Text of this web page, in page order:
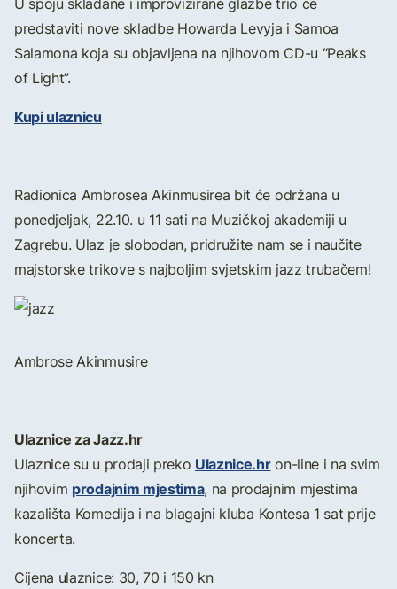
predstaviti nove skladbe Howarda Levyja i Samoa
Salamona koja su objavljena na njihovom CD-u “Peaks
of Light”.
Kupi ulaznicu
Radionica Ambrosea Akinmusirea bit će održana u
ponedjeljak, 22.10. u 11 sati na Muzičkoj akademiji u
Zagrebu. Ulaz je slobodan, pridružite nam se i naučite
majstorske trikove s najboljim svjetskim jazz trubačem!
Ambrose Akinmusire
Ulaznice za Jazz.hr
Ulaznice su u prodaji preko Ulaznice.hron-line i na svim
njihovim prodajnim mjestima, na prodajnim mjestima
kazališta Komedija i na blagajni kluba Kontesa 1 sat prije
koncerta.
Cijena ulaznice: 30, 70 i 150 kn